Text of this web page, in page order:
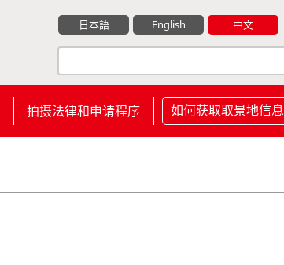
日本語 English 中文
拍摄法律和申请程序 如何获取取景地信息